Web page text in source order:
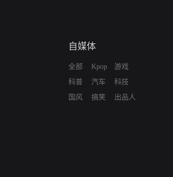
自媒体
全部
科普
国风
Kpop
汽车
搞笑
游戏
科技
出品人